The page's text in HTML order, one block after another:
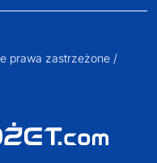
prawa zastrzeżone /